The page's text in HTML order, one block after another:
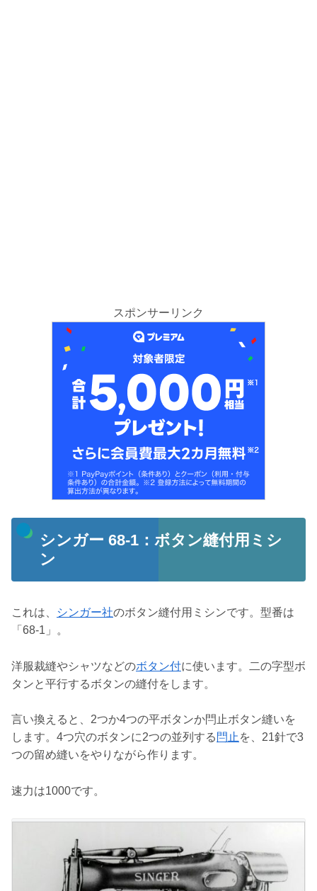
スポンサーリンク
シンガー 68-1：ボタン縫付用ミシ
ン
これは、 シンガー社のボタン縫付用ミシンです。型番は
「68-1」。
洋服裁縫やシャツなどのボタン付に使います。二の字型ボ
タンと平行するボタンの縫付をします。
言い換えると、2つか4つの平ボタンか閂止ボタン縫いを
します。4つ穴のボタンに2つの並列する 閂止 を、21針で3
つの留め縫いをやりながら作ります。
速力は1000です。